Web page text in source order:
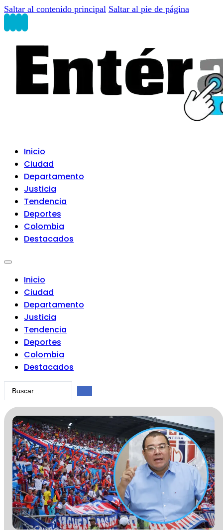
Saltar al contenido principal Saltar al pie de página
Inicio
Ciudad
Departamento
Justicia
Tendencia
Deportes
Colombia
Destacados
Inicio
Ciudad
Departamento
Justicia
Tendencia
Deportes
Colombia
Destacados
Search